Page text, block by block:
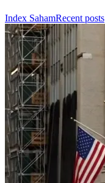
Index SahamRecent posts